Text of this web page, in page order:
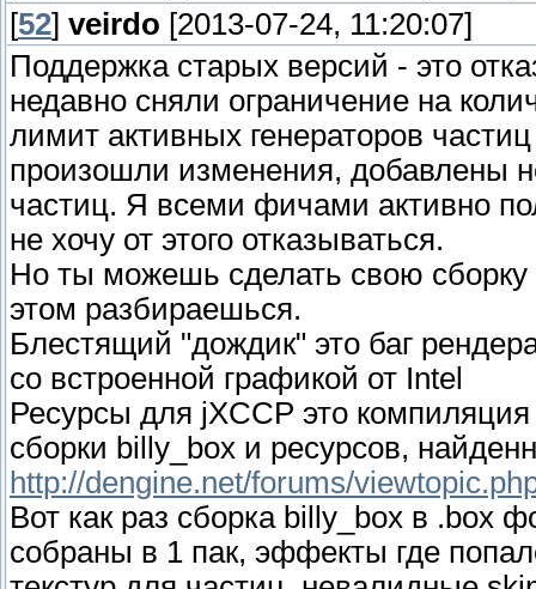
[52] veirdo [2013-07-24, 11:20:07]
Поддержка старых версий - это
недавно сняли ограничение на
лимит активных генераторов
произошли изменения, добавлены
частиц. Я всеми фичами активно
не хочу от этого отказываться.
Но ты можешь сделать свою сборку
этом разбираешься.
Блестящий "дождик" это баг
со встроенной графикой от Intel
Ресурсы для jXCCP это
сборки billy_box и ресурсов,
http://dengine.net/forums/
Вот как раз сборка billy_box в .box
собраны в 1 пак, эффекты где